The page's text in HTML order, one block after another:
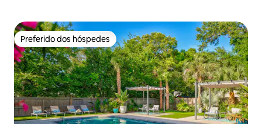
Preferido dos hóspedes
Preferido dos hóspedes